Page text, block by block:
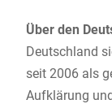
Über den
Deutschland
seit 2006 als
Aufklärung